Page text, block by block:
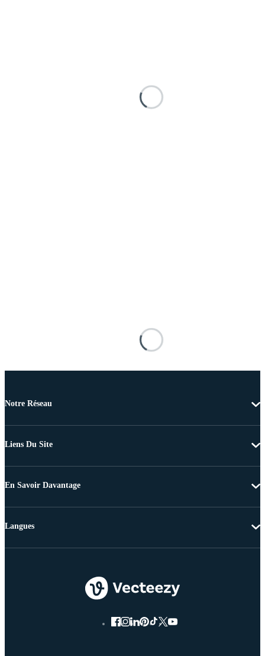
Notre Réseau
Liens Du Site
En Savoir Davantage
Langues